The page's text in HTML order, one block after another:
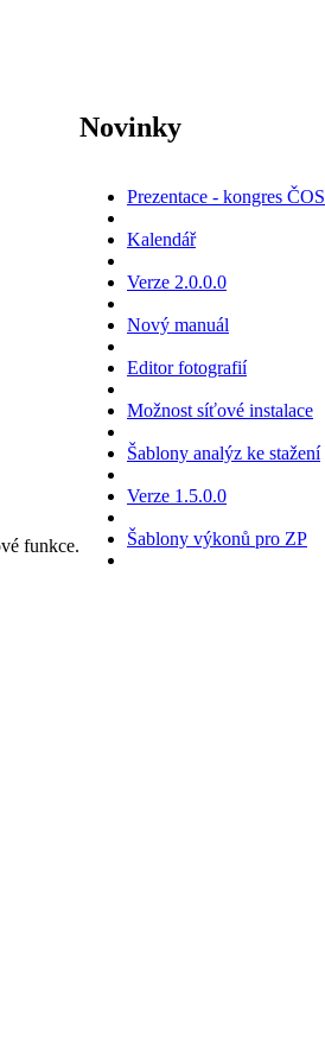
funkce.
Novinky
Prezentace - kongres ČOS
Kalendář
Verze 2.0.0.0
Nový manuál
Editor fotografií
Možnost síťové instalace
Šablony analýz ke stažení
Verze 1.5.0.0
Šablony výkonů pro ZP